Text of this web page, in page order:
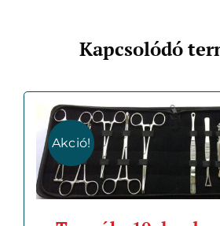
Kapcsolódó
Akció!